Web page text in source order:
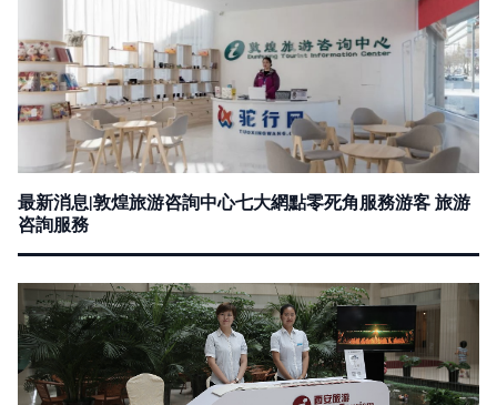
最新消息|敦煌旅游咨詢中心七大網點零死角服務游客 旅游
咨詢服務